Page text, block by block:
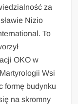
za
Nizio
To
OKO w
Wsi
formę budynku
na skromny